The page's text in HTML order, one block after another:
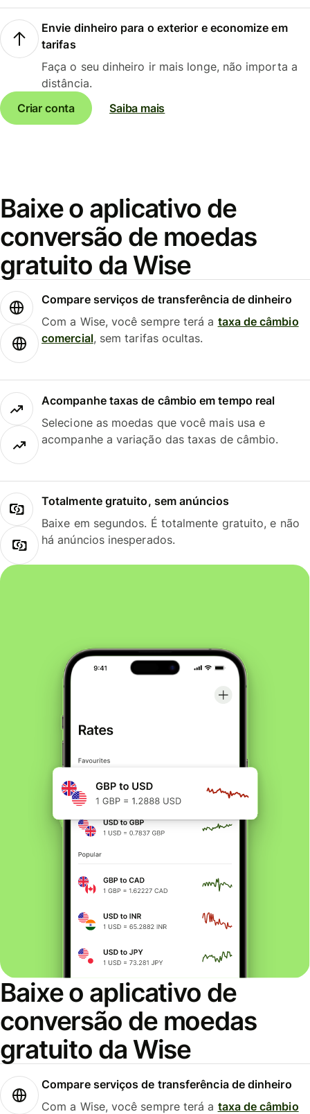
Envie dinheiro para o exterior e economize em
tarifas
Faça o seu dinheiro ir mais longe, não importa a
distância.
Criar conta
Saiba mais
Baixe o aplicativo de
conversão de moedas
gratuito da Wise
Compare serviços de transferência de dinheiro
Com a Wise, você sempre terá a taxa de câmbio
comercial, sem tarifas ocultas.
Acompanhe taxas de câmbio em tempo real
Selecione as moedas que você mais usa e
acompanhe a variação das taxas de câmbio.
Totalmente gratuito, sem anúncios
Baixe em segundos. É totalmente gratuito, e não
há anúncios inesperados.
Baixe o aplicativo de
conversão de moedas
gratuito da Wise
Compare serviços de transferência de dinheiro
Com a Wise, você sempre terá a taxa de câmbio